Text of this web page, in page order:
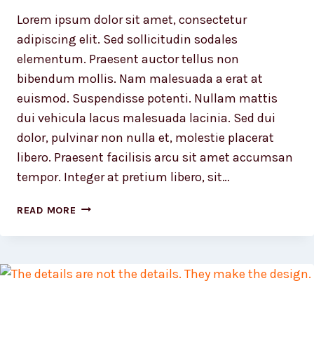
Lorem ipsum dolor sit amet, consectetur
adipiscing elit. Sed sollicitudin sodales
elementum. Praesent auctor tellus non
bibendum mollis. Nam malesuada a erat at
euismod. Suspendisse potenti. Nullam mattis
dui vehicula lacus malesuada lacinia. Sed dui
dolor, pulvinar non nulla et, molestie placerat
libero. Praesent facilisis arcu sit amet accumsan
tempor. Integer at pretium libero, sit…
READ MORE LUCK
THE
OF